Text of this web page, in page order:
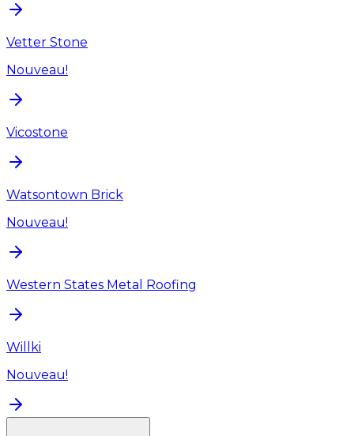
Vetter Stone
Nouveau!
Vicostone
Watsontown Brick
Nouveau!
Western States Metal Roofing
Willki
Nouveau!